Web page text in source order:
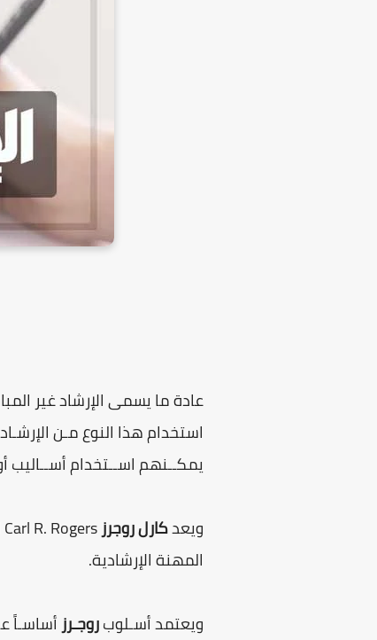
عادة ما يسمى الإرشاد غير
استخدام هذا النوع مـن
يمكــنهم اســتخدام أســاليب
ويعدكارل روجرز
المهنة الإرشادية.
ويعتمد أسـلوبروجـرزأساسـاً